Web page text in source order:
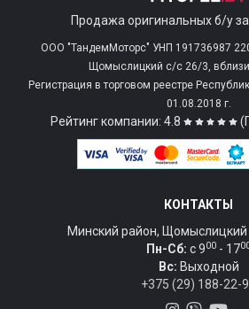
Продажа оригинальных б/у
ООО "ТандемМоторс" УНП 191736987
Щомыслицкий с/c 26/3, вблизи
Регистрация в торговом реестре
01.08.2018 г.
Рейтинг компании: 4.8
КОНТАКТЫ
Минский район, Щомыслицкий
Пн-Сб: c 900 - 17
Вс: Выходной
+375 (29) 188-22-